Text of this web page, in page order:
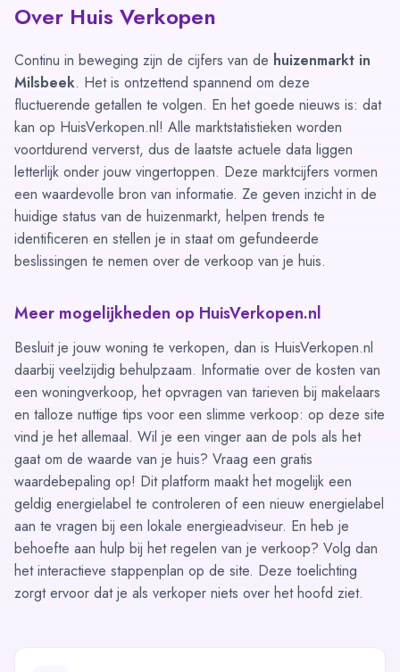
Over Huis Verkopen
Continu in beweging zijn de cijfers van de huizenmarkt in
Milsbeek. Het is ontzettend spannend om deze
fluctuerende getallen te volgen. En het goede nieuws is: dat
kan op HuisVerkopen.nl! Alle marktstatistieken worden
voortdurend ververst, dus de laatste actuele data liggen
letterlijk onder jouw vingertoppen. Deze marktcijfers vormen
een waardevolle bron van informatie. Ze geven inzicht in de
huidige status van de huizenmarkt, helpen trends te
identificeren en stellen je in staat om gefundeerde
beslissingen te nemen over de verkoop van je huis.
Meer mogelijkheden op HuisVerkopen.nl
Besluit je jouw woning te verkopen, dan is HuisVerkopen.nl
daarbij veelzijdig behulpzaam. Informatie over de kosten van
een woningverkoop, het opvragen van tarieven bij makelaars
en talloze nuttige tips voor een slimme verkoop: op deze site
vind je het allemaal. Wil je een vinger aan de pols als het
gaat om de waarde van je huis? Vraag een gratis
waardebepaling op! Dit platform maakt het mogelijk een
geldig energielabel te controleren of een nieuw energielabel
aan te vragen bij een lokale energieadviseur. En heb je
behoefte aan hulp bij het regelen van je verkoop? Volg dan
hetinteractieve stappenplan op de site. Deze toelichting
zorgt ervoor dat je als verkoper niets over het hoofd ziet.